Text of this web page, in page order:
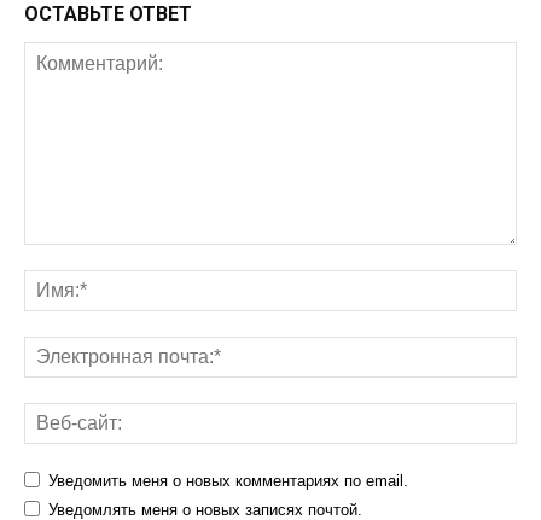
ОСТАВЬТЕ ОТВЕТ
Уведомить меня о новых комментариях по email.
Уведомлять меня о новых записях почтой.